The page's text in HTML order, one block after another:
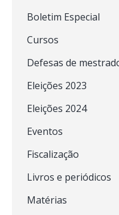
Boletim Especial
Cursos
Defesas de
Eleições 2023
Eleições 2024
Eventos
Fiscalização
Livros e periódicos
Matérias